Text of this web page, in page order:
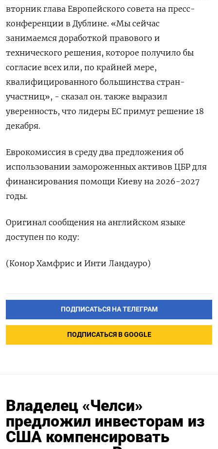
вторник глава Европейского совета на пресс-
конференции в Дублине. «Мы сейчас
занимаемся доработкой правового и
технического решения, которое получило бы
согласие всех или, по крайней мере,
квалифицированного большинства стран-
участниц», - сказал он. также выразил
уверенность, что лидеры ЕС примут решение 18
декабря.
Еврокомиссия в среду два предложения об
использовании замороженных активов ЦБР для
финансирования помощи Киеву на 2026-2027
годы.
Оригинал сообщения на английском языке
доступен по коду:
(Конор Хамфрис и Инти Ландауро)
ПОДПИСАТЬСЯ НА ТЕЛЕГРАМ
ПОДПИСАТЬСЯ В GOOGLE
Владелец «Челси»
предложил инвесторам из
США компенсировать